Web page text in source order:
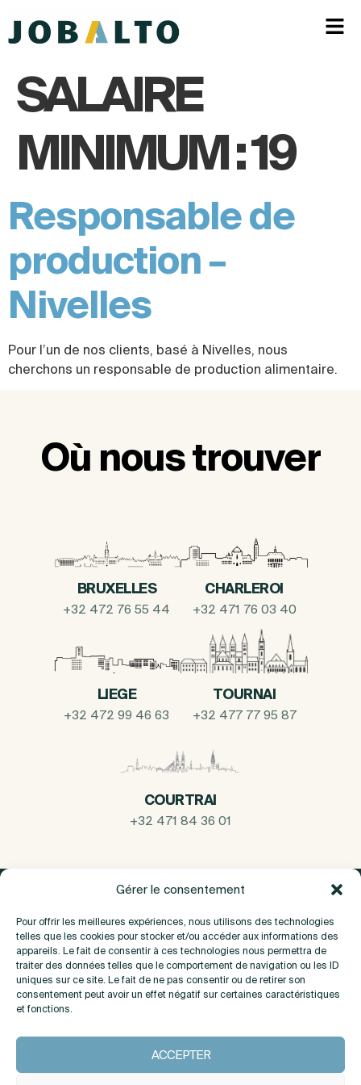
Gérer le consentement
Pour offrir les meilleures expériences, nous utilisons des technologies
telles que les cookies pour stocker et/ou accéder aux informations des
appareils. Le fait de consentir à ces technologies nous permettra de
traiter des données telles que le comportement de navigation ou les ID
uniques sur ce site. Le fait de ne pas consentir ou de retirer son
consentement peut avoir un effet négatif sur certaines caractéristiques
et fonctions.
ACCEPTER
SALAIRE
MINIMUM :19
Responsable de
production –
Nivelles
Pour l’un de nos clients, basé à Nivelles, nous
cherchons un responsable de production alimentaire.
Où nous trouver
BRUXELLES
+32 472 76 55 44
CHARLEROI
+32 471 76 03 40
LIEGE
+32 472 99 46 63
TOURNAI
+32 477 77 95 87
COURTRAI
+32 471 84 36 01
A propos